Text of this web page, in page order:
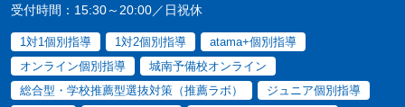
受付時間：15:30～20:00／日祝休
1対1個別指導 1対2個別指導
atama+個別指導
オンライン個別指導
城南予備校オンライン
総合型・学校推薦型選抜対策（推薦ラボ）
ジュニア個別指導